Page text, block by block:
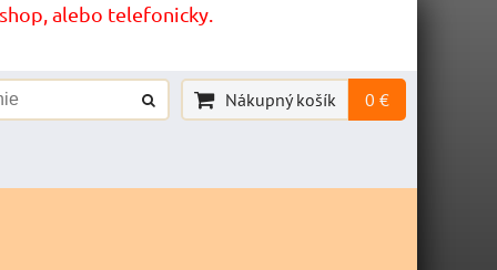
alebo telefonicky.
Nákupný košík 0 €